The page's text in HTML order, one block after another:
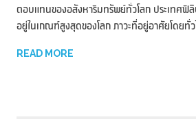
ตอบแทนของอสังหาริมทรัพย์ทั่วโลก ประเทศฟิ
อยู่ในเกณฑ์สูงสุดของโลก ภาวะที่อยู่อาศัยโดยทั่
READ MORE